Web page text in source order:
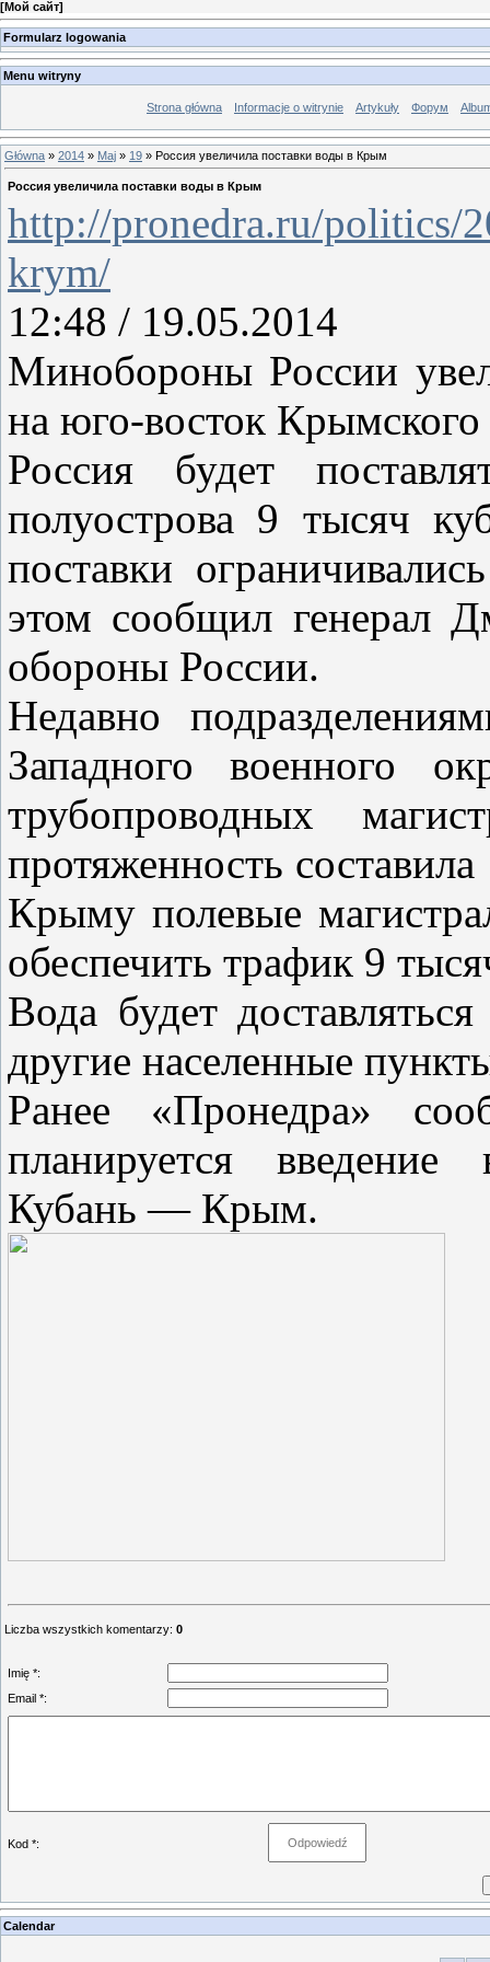
[Мой сайт]
Formularz logowania
Menu witryny
Strona główna Informacje o witrynie Artykuły Форум
Główna » 2014 » Maj » 19 » Россия увеличила поставки воды в Крым
Россия увеличила поставки воды в Крым
http://pronedra.ru/politics/
krym/
12:48 / 19.05.2014
Минобороны России
на юго-восток Крымского
Россия будет
полуострова 9 тысяч
поставки
этом сообщил генерал
обороны России.
Недавно
Западного военного
трубопроводных
протяженность
Крыму полевые
обеспечить трафик 9
Вода будет
другие населенные
Ранее «Пронедра»
планируется введение
Кубань — Крым.
Liczba wszystkich komentarzy: 0
Imię *:
Email *:
Kod *:
Calendar